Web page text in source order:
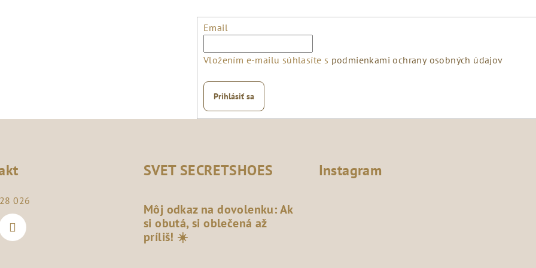
Email
Vložením e-mailu súhlasíte s podmienkami ochrany osobných údajov
Prihlásiť sa
026
SVET SECRETSHOES
Môj odkaz na dovolenku: Ak
si obutá, si oblečená až
príliš! ☀️
Instagram